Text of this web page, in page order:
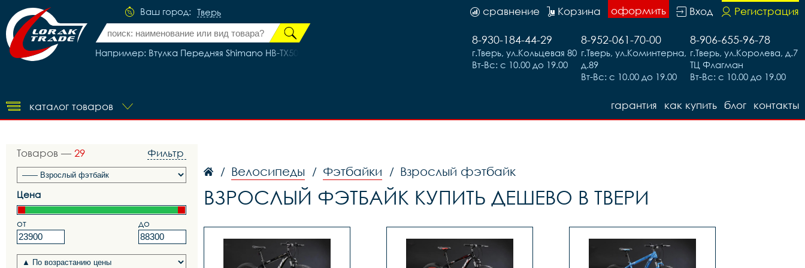
Ваш город: Тверь
Например: Втулка Передняя Shimano HB-TX505,32H под C-Lock OLD:100MM ось:108MM, QR:133MM, код 6135
Регистрация
Вход
оформить
Корзина
сравнение
8-906-655-96-78
г.Тверь, ул.Королева, д.7
ТЦ Флагман
Вт-Вс: с 10.00 до 19.00
8-952-061-70-00
г.Тверь, ул.Коминтерна,
д.89
Вт-Вс: с 10.00 до 19.00
8-930-184-44-29
г.Тверь, ул.Кольцевая 80
Вт-Вс: с 10.00 до 19.00
каталог товаров контакты
блог
как купить
гарантия
Товаров — 29 Фильтр
Цена
от до
/ Велосипеды / Фэтбайки / Взрослый фэтбайк
ВЗРОСЛЫЙ ФЭТБАЙК КУПИТЬ ДЕШЕВО В ТВЕРИ